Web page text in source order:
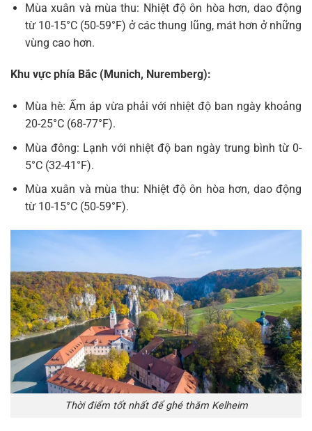
Mùa xuân và mùa thu: Nhiệt độ ôn hòa hơn, dao động
từ 10-15°C (50-59°F) ở các thung lũng, mát hơn ở những
vùng cao hơn.
Khu vực phía Bắc (Munich, Nuremberg):
Mùa hè: Ấm áp vừa phải với nhiệt độ ban ngày khoảng
20-25°C (68-77°F).
Mùa đông: Lạnh với nhiệt độ ban ngày trung bình từ 0-
5°C (32-41°F).
Mùa xuân và mùa thu: Nhiệt độ ôn hòa hơn, dao động
từ 10-15°C (50-59°F).
Thời điểm tốt nhất để ghé thăm Kelheim